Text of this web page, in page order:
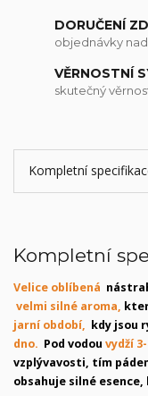
DORUČENÍ
objednávky
VĚRNOSTNÍ
skutečný
Kompletní
Kompletní
Velice oblíbená
velmi silné aroma,
jarní období, kdy jsou
dno. Pod vodou vydží
vzplývavosti, tím
obsahuje silné